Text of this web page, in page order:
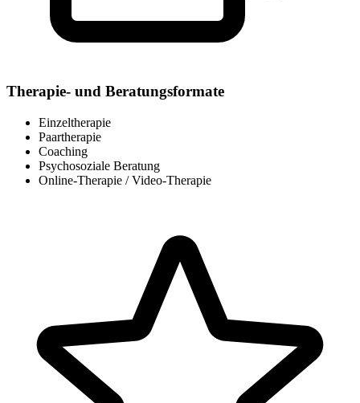
Therapie- und Beratungsformate
Einzeltherapie
Paartherapie
Coaching
Psychosoziale Beratung
Online-Therapie / Video-Therapie